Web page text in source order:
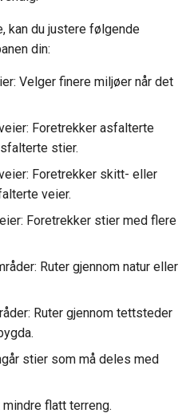
kan du justere følgende
din:
Velger finere miljøer når det
Foretrekker asfalterte
stier.
Foretrekker skitt- eller
veier.
Foretrekker stier med flere
Ruter gjennom natur eller
Ruter gjennom tettsteder
stier som må deles med
mindre flatt terreng.